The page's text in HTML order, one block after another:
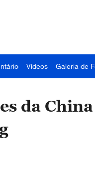
Vídeos Galeria de
da